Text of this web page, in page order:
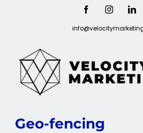
FacebookInstagram
Geo-fencing